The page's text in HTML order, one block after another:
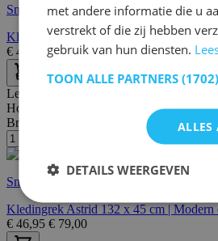
Snelle levering
Kledingrek met zitvlak | 46 x 46 x 109
€ 47,95 €77,00
Lengte:
Hoogte:
Breedte/diepte:
Snelle levering
Kledingrek Astrid 132 x 45 cm | Modern
€ 46,95 € 79,00
met andere informatie die u
verstrekt of die zij hebben
gebruik van hun diensten.
TOON ALLE PARTNERS
ALLES
DETAILS WEERGEVEN